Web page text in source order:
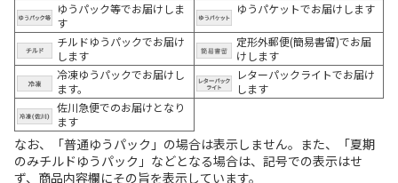
ゆうパック等でお届けしま
す
ゆうパケットでお届けします
チルドゆうパックでお届け
します
定形外郵便(簡易書留)でお届
けします
冷凍ゆうパックでお届けし
ます。
レターパックライトでお届け
します
佐川急便でのお届けとなり
ます
なお、「普通ゆうパック」の場合は表示しません。また、「夏期
のみチルドゆうパック」などとなる場合は、記号での表示はせ
ず、商品内容欄にその旨を表示しています。